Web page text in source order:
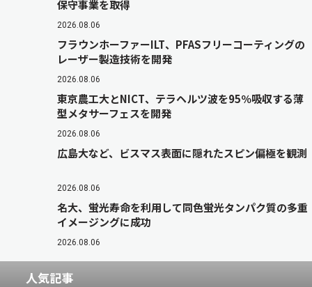
保守事業を取得
2026.08.06
フラウンホーファーILT、PFASフリーコーティングの
レーザー製造技術を開発
2026.08.06
東京農工大とNICT、テラヘルツ波を95％吸収する薄
型メタサーフェスを開発
2026.08.06
広島大など、ビスマス表面に隠れたスピン偏極を観測
2026.08.06
名大、蛍光寿命を利用して同色蛍光タンパク質の多重
イメージングに成功
2026.08.06
人気記事